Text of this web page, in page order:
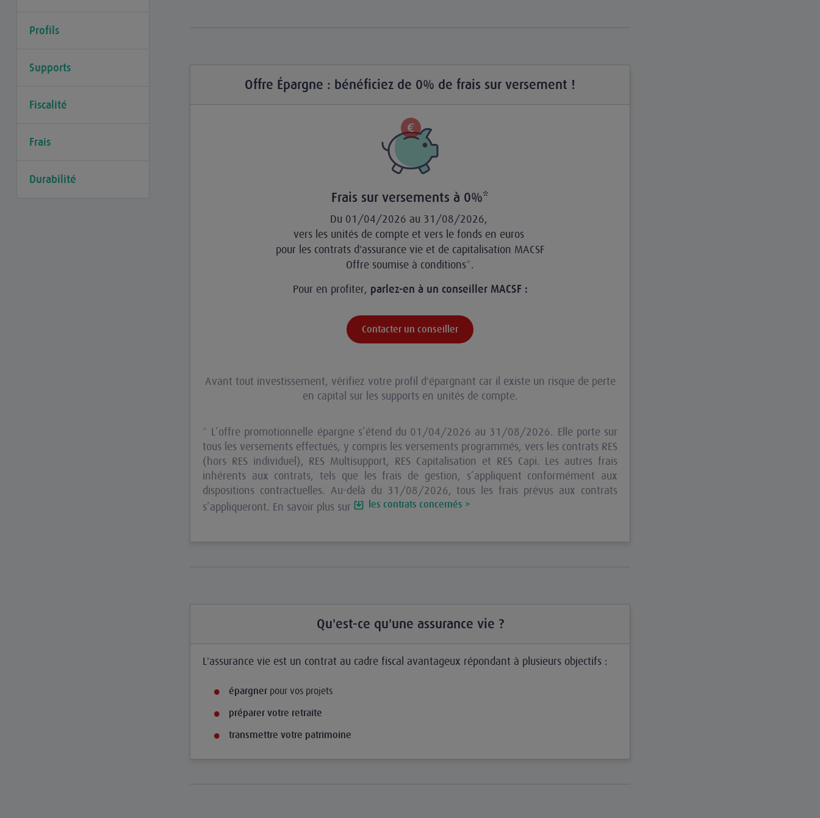
Profils
Supports
Fiscalité
Frais
Durabilité
Offre Épargne : bénéficiez de 0% de frais sur versement !
Frais sur versements à 0%*
Du 01/04/2026 au 31/08/2026,
vers les unités de compte et vers le fonds en euros
pour les contrats d'assurance vie et de capitalisation MACSF
Offre soumise à conditions*.
Pour en profiter, parlez-en à un conseiller MACSF :
Contacter un conseiller
Avant tout investissement, vérifiez votre profil d'épargnant car il existe un risque de perte
en capital sur les supports en unités de compte.
* L’offre promotionnelle épargne s’étend du 01/04/2026 au 31/08/2026. Elle porte sur
tous les versements effectués, y compris les versements programmés, vers les contrats RES
(hors RES individuel), RES Multisupport, RES Capitalisation et RES Capi. Les autres frais
inhérents aux contrats, tels que les frais de gestion, s’appliquent conformément aux
dispositions contractuelles. Au-delà du 31/08/2026, tous les frais prévus aux contrats
s’appliqueront. En savoir plus sur
les contrats concernés >
Qu'est-ce qu'une assurance vie ?
L'assurance vie est un contrat au cadre fiscal avantageux répondant à plusieurs objectifs :
épargner pour vos projets
préparer votre retraite
transmettre votre patrimoine